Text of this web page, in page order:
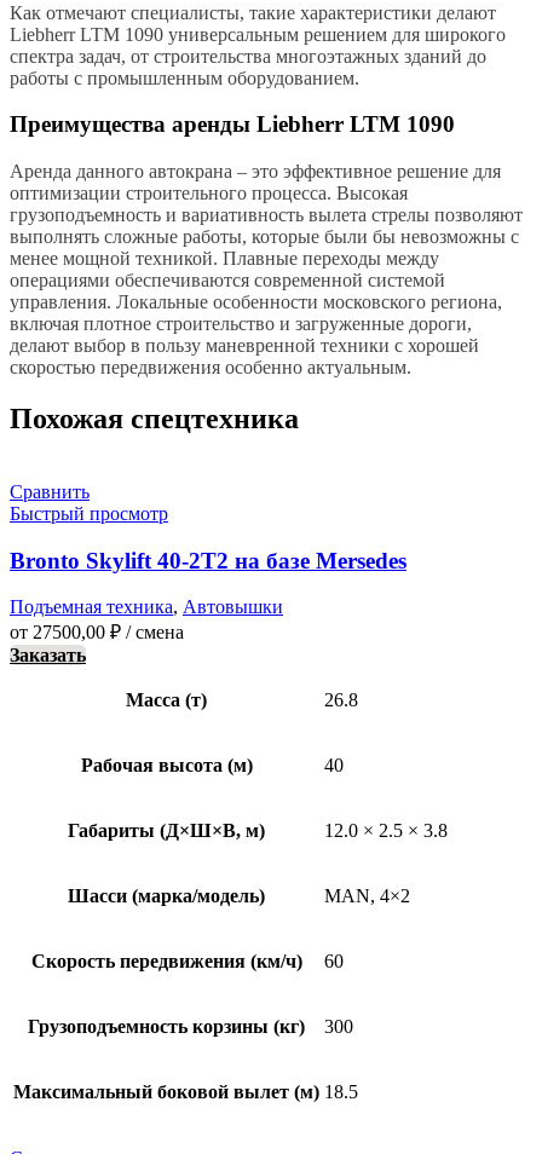
Как отмечают специалисты, такие характеристики делают
Liebherr LTM 1090 универсальным решением для широкого
спектра задач, от строительства многоэтажных зданий до
работы с промышленным оборудованием.
Преимущества аренды Liebherr LTM 1090
Аренда данного автокрана – это эффективное решение для
оптимизации строительного процесса. Высокая
грузоподъемность и вариативность вылета стрелы позволяют
выполнять сложные работы, которые были бы невозможны с
менее мощной техникой. Плавные переходы между
операциями обеспечиваются современной системой
управления. Локальные особенности московского региона,
включая плотное строительство и загруженные дороги,
делают выбор в пользу маневренной техники с хорошей
скоростью передвижения особенно актуальным.
Похожая спецтехника
Сравнить
Быстрый просмотр
Bronto Skylift 40-2T2 на базе Mersedes
Подъемная техника, Автовышки
от 27500,00 ₽ / смена
Заказать
Масса (т) 26.8
Рабочая высота (м) 40
Габариты (Д×Ш×В, м) 12.0 × 2.5 × 3.8
Шасси (марка/модель) MAN, 4×2
Скорость передвижения (км/ч) 60
Грузоподъемность корзины (кг) 300
Максимальный боковой вылет (м) 18.5